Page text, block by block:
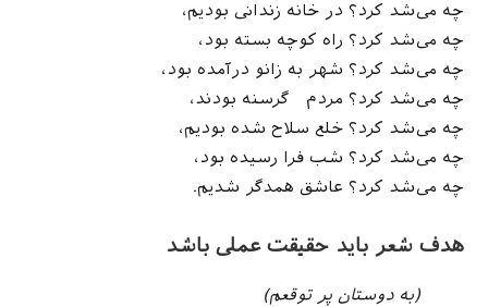
چه‌ می‌شد کرد؟ در خانه زندانی بودیم،
چه‌ می‌شد کرد؟ راه کوچه بسته بود،
چه‌ می‌شد کرد؟ شهر به زانو درآمده بود،
چه می‌شد کرد؟ مردم گرسنه بودند،
چه‌ می‌شد کرد؟ خلع سلاح شده بودیم،
چه‌ می‌شد کرد؟ شب فرا رسیده بود،
چه‌ می‌شد کرد؟ عاشق همدگر شدیم.
هدف شعر باید حقیقت عملی باشد
(به دوستان پر توقعم)